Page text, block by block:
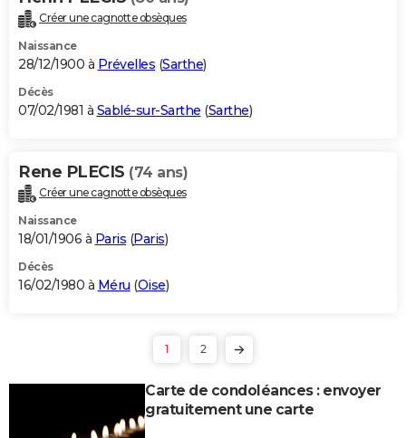
Créer une cagnotte obsèques
Naissance
28/12/1900 à Prévelles (Sarthe)
Décès
07/02/1981 à Sablé-sur-Sarthe (Sarthe)
Rene PLECIS (74 ans)
Créer une cagnotte obsèques
Naissance
18/01/1906 à Paris (Paris)
Décès
16/02/1980 à Méru (Oise)
1 2
Carte de condoléances : envoyer
gratuitement une carte